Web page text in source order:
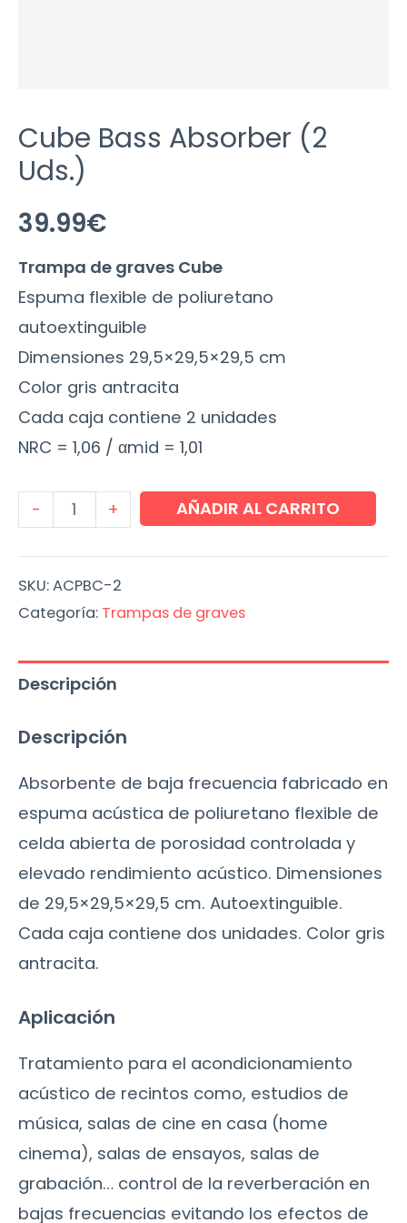
Cube Bass Absorber (2
Uds.)
39.99€
Trampa de graves Cube
Espuma flexible de poliuretano
autoextinguible
Dimensiones 29,5×29,5×29,5 cm
Color gris antracita
Cada caja contiene 2 unidades
NRC = 1,06 / αmid = 1,01
-
Cube
Bass
(2
Uds.)
cantidad
+ AÑADIR AL CARRITO
SKU:ACPBC-2
Categoría: Trampas de graves
Descripción
Descripción
Absorbente de baja frecuencia fabricado en
espuma acústica de poliuretano flexible de
celda abierta de porosidad controlada y
elevado rendimiento acústico. Dimensiones
de 29,5×29,5×29,5 cm. Autoextinguible.
Cada caja contiene dos unidades. Color gris
antracita.
Aplicación
Tratamiento para el acondicionamiento
acústico de recintos como, estudios de
música, salas de cine en casa (home
cinema), salas de ensayos, salas de
grabación… control de la reverberación en
bajas frecuencias evitando los efectos de